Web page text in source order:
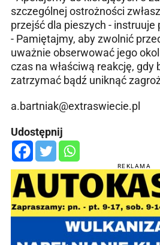
szczególnej ostrożności
przejść dla pieszych -
- Pamiętajmy, aby zwolnić
uważnie obserwować jego
czas na właściwą reakcję, gdy
zatrzymać bądź uniknąć
a.bartniak@extraswiecie.pl
Udostępnij
REKLAMA